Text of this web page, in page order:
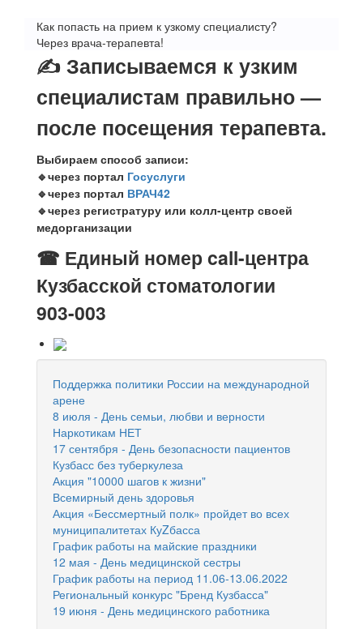
Как попасть на прием к узкому специалисту?
Через врача-терапевта!
✍️ Записываемся к узким
специалистам правильно —
после посещения терапевта.
Выбираем способ записи:
🔹через портал Госуслуги
🔹через портал ВРАЧ42
🔹через регистратуру или колл-центр своей
медорганизации
☎ Единый номер call-центра
Кузбасской стоматологии
903-003
Поддержка политики России на международной
арене
8 июля - День семьи, любви и верности
Наркотикам НЕТ
17 сентября - День безопасности пациентов
Кузбасс без туберкулеза
Акция "10000 шагов к жизни"
Всемирный день здоровья
Акция «Бессмертный полк» пройдет во всех
муниципалитетах КуZбасса
График работы на майские праздники
12 мая - День медицинской сестры
График работы на период 11.06-13.06.2022
Региональный конкурс "Бренд Кузбасса"
19 июня - День медицинского работника